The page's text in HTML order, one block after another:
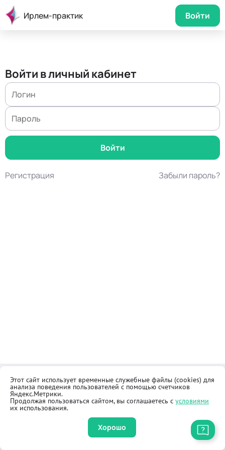
Ирлем-практик Войти
Войти в личный кабинет
Регистрация Забыли пароль?
Контакты
Как купить
Общественная приёмная
Реквизиты
Оферта
Правила продажи товаров
Этот сайт использует временные служебные файлы (cookies) для
анализа поведения пользователей с помощью счетчиков
Яндекс.Метрики.
Продолжая пользоваться сайтом, вы соглашаетесь с условиями
их использования.
Хорошо